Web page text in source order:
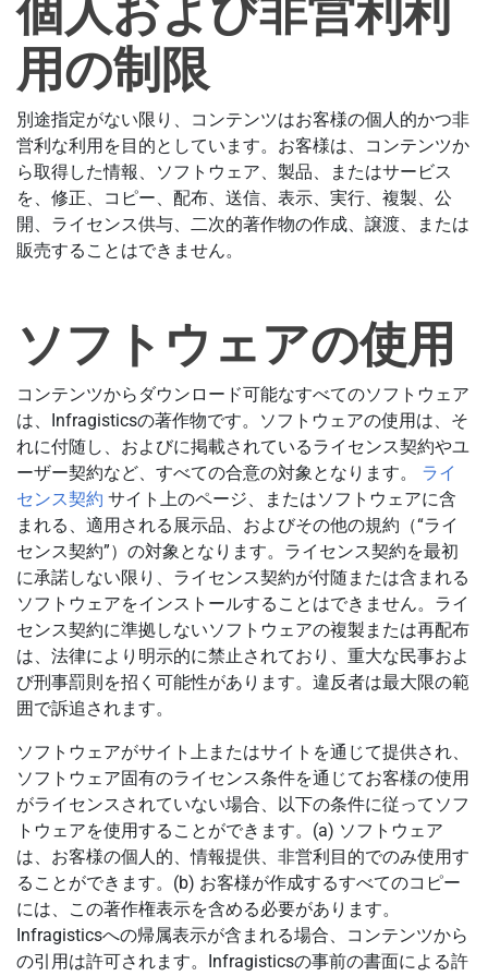
個人および非営利利
用の制限
別途指定がない限り、コンテンツはお客様の個人的かつ非
営利な利用を目的としています。お客様は、コンテンツか
ら取得した情報、ソフトウェア、製品、またはサービス
を、修正、コピー、配布、送信、表示、実行、複製、公
開、ライセンス供与、二次的著作物の作成、譲渡、または
販売することはできません。
ソフトウェアの使用
コンテンツからダウンロード可能なすべてのソフトウェア
は、Infragisticsの著作物です。ソフトウェアの使用は、そ
れに付随し、およびに掲載されているライセンス契約やユ
ーザー契約など、すべての合意の対象となります。 ライ
センス契約 サイト上のページ、またはソフトウェアに含
まれる、適用される展示品、およびその他の規約（“ライ
センス契約”）の対象となります。ライセンス契約を最初
に承諾しない限り、ライセンス契約が付随または含まれる
ソフトウェアをインストールすることはできません。ライ
センス契約に準拠しないソフトウェアの複製または再配布
は、法律により明示的に禁止されており、重大な民事およ
び刑事罰則を招く可能性があります。違反者は最大限の範
囲で訴追されます。
ソフトウェアがサイト上またはサイトを通じて提供され、
ソフトウェア固有のライセンス条件を通じてお客様の使用
がライセンスされていない場合、以下の条件に従ってソフ
トウェアを使用することができます。(a) ソフトウェア
は、お客様の個人的、情報提供、非営利目的でのみ使用す
ることができます。(b) お客様が作成するすべてのコピー
には、この著作権表示を含める必要があります。
Infragisticsへの帰属表示が含まれる場合、コンテンツから
の引用は許可されます。Infragisticsの事前の書面による許